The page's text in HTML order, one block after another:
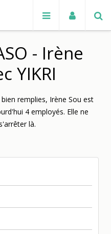
- Irène
YIKRI
remplies, Irène Sou est
4 employés. Elle ne
là.